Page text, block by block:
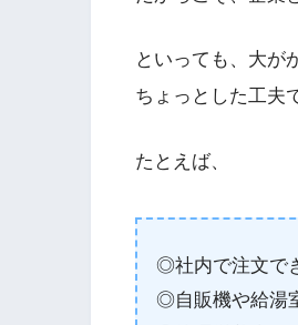
といっても、大が
ちょっとした工夫
たとえば、
◎社内で注文で
◎自販機や給湯